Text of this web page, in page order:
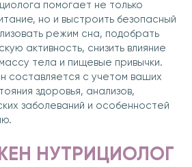
помогает не только
но и выстроить безопасный
режим сна, подобрать
активность, снизить влияние
тела и пищевые привычки.
составляется с учетом ваших
здоровья, анализов,
заболеваний и особенностей
НУТРИЦИОЛОГ